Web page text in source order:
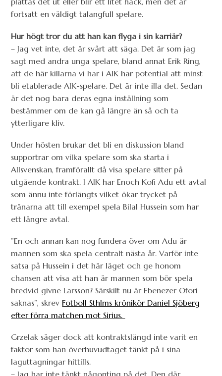
fortsatt en väldigt talangfull spelare.
Hur högt tror du att han kan flyga i sin karriär?
– Jag vet inte, det är svårt att säga. Det är som jag
sagt med andra unga spelare, bland annat Erik Ring,
att de här killarna vi har i AIK har potential att minst
bli etablerade AIK-spelare. Det är inte illa det. Sedan
är det nog bara deras egna inställning som
bestämmer om de kan gå längre än så och ta
ytterligare kliv.
Under hösten brukar det bli en diskussion bland
supportrar om vilka spelare som ska starta i
Allsvenskan, framförallt då visa spelare sitter på
utgående kontrakt. I AIK har Enoch Kofi Adu ett avtal
som ännu inte förlängts vilket ökar trycket på
tränarna att till exempel spela Bilal Hussein som har
ett längre avtal.
”En och annan kan nog fundera över om Adu är
mannen som ska spela centralt nästa år. Varför inte
satsa på Hussein i det här läget och ge honom
chansen att visa att han är mannen som bör spela
bredvid givne Larsson? Särskilt nu är Ebenezer Ofori
saknas”, skrevFotboll Sthlms krönikör Daniel Sjöberg
efter förra matchen mot Sirius.
Grzelak säger dock att kontraktslängd inte varit en
faktor som han överhuvudtaget tänkt på i sina
laguttagningar hittills.